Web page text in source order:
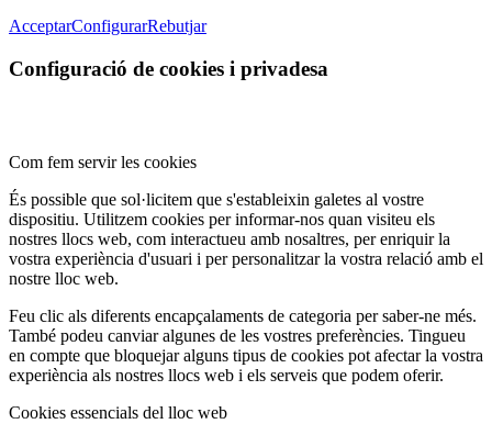
AcceptarConfigurarRebutjar
Configuració de cookies i privadesa
Com fem servir les cookies
És possible que sol·licitem que s'estableixin galetes al vostre
dispositiu. Utilitzem cookies per informar-nos quan visiteu els
nostres llocs web, com interactueu amb nosaltres, per enriquir la
vostra experiència d'usuari i per personalitzar la vostra relació amb el
nostre lloc web.
Feu clic als diferents encapçalaments de categoria per saber-ne més.
També podeu canviar algunes de les vostres preferències. Tingueu
en compte que bloquejar alguns tipus de cookies pot afectar la vostra
experiència als nostres llocs web i els serveis que podem oferir.
Cookies essencials del lloc web